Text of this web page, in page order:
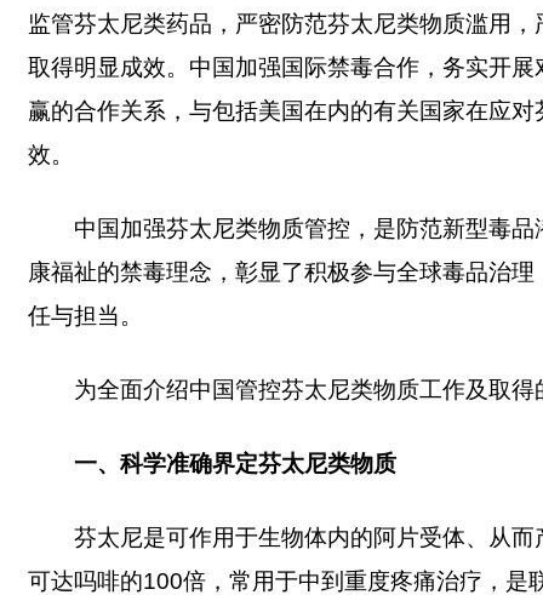
监管芬太尼类药品，严密防范芬太尼类物质滥用
取得明显成效。中国加强国际禁毒合作，务实开
赢的合作关系，与包括美国在内的有关国家在应
效。
中国加强芬太尼类物质管控，是防范新型毒
康福祉的禁毒理念，彰显了积极参与全球毒品治
任与担当。
为全面介绍中国管控芬太尼类物质工作及取
一、科学准确界定芬太尼类物质
芬太尼是可作用于生物体内的阿片受体、从
可达吗啡的100倍，常用于中到重度疼痛治疗，是